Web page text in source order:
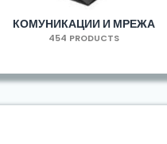
КОМУНИКАЦИИ И МРЕЖА
454 PRODUCTS